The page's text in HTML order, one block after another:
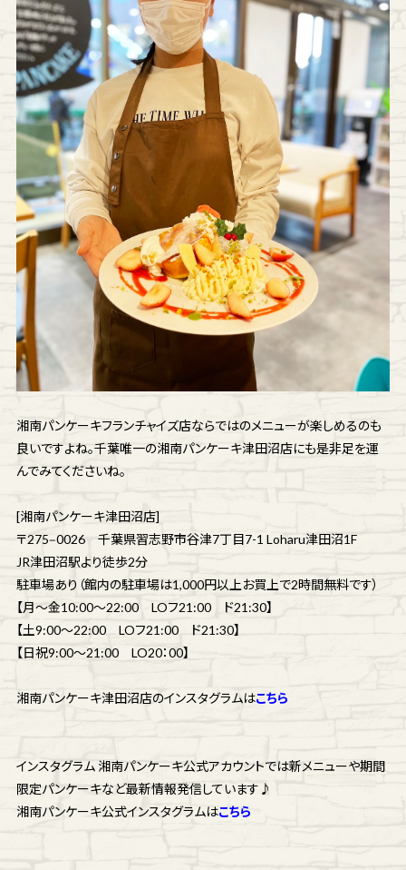
湘南パンケーキフランチャイズ店ならではのメニューが楽しめるのも
良いですよね。千葉唯一の湘南パンケーキ津田沼店にも是非足を運
んでみてくださいね。
[湘南パンケーキ津田沼店]
〒275‒0026 千葉県習志野市谷津7丁目7-1 Loharu津田沼1F
JR津田沼駅より徒歩2分
駐車場あり（館内の駐車場は1,000円以上お買上で2時間無料です）
【月～金10:00～22:00 LOフ21:00 ド21:30】
【土9:00～22:00 LOフ21:00 ド21:30】
【日祝9:00～21:00 LO20：00】
湘南パンケーキ津田沼店のインスタグラムはこちら
インスタグラム 湘南パンケーキ公式アカウントでは新メニューや期間
限定パンケーキなど最新情報発信しています♪
湘南パンケーキ公式インスタグラムはこちら